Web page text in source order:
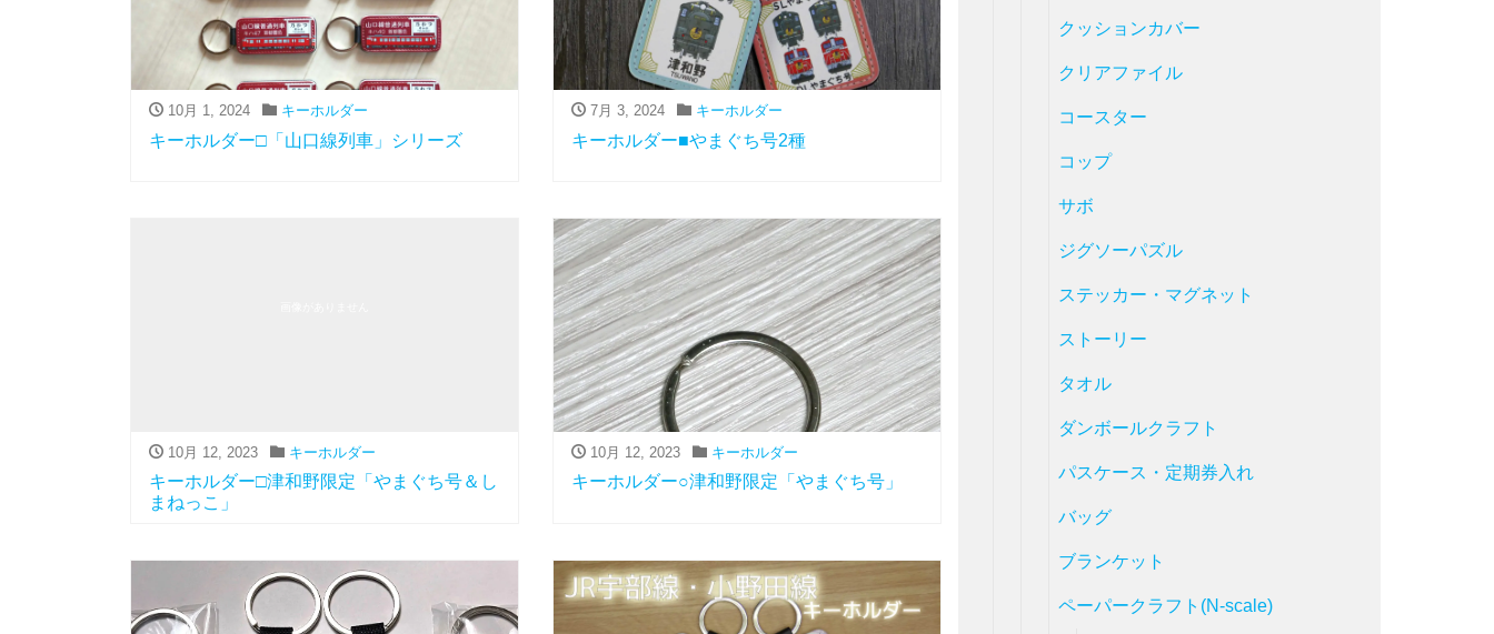
10月 1, 2024 キーホルダー
キーホルダー□「山口線列車」シリーズ
7月 3, 2024 キーホルダー
キーホルダー■やまぐち号2種
10月 12, 2023 キーホルダー
キーホルダー□津和野限定「やまぐち号＆し
まねっこ」
10月 12, 2023 キーホルダー
キーホルダー○津和野限定「やまぐち号」
クッションカバー
クリアファイル
コースター
コップ
サボ
ジグソーパズル
ステッカー・マグネット
ストーリー
タオル
ダンボールクラフト
パスケース・定期券入れ
バッグ
ブランケット
ペーパークラフト(N-scale)